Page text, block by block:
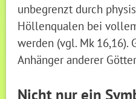
unbegrenzt durch
Höllenqualen bei
werden (vgl. Mk 16,16).
Anhänger anderer
Nicht nur ein